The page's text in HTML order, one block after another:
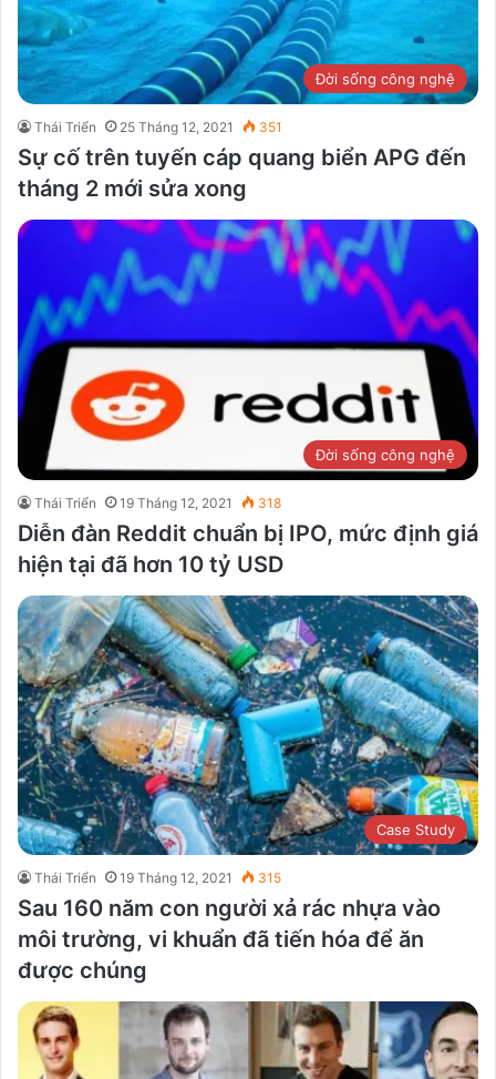
Đời sống công nghệ
Thái Triển 25 Tháng 12, 2021 351
Sự cố trên tuyến cáp quang biển APG đến
tháng 2 mới sửa xong
Đời sống công nghệ
Thái Triển 19 Tháng 12, 2021 318
Diễn đàn Reddit chuẩn bị IPO, mức định giá
hiện tại đã hơn 10 tỷ USD
Case Study
Thái Triển 19 Tháng 12, 2021 315
Sau 160 năm con người xả rác nhựa vào
môi trường, vi khuẩn đã tiến hóa để ăn
được chúng